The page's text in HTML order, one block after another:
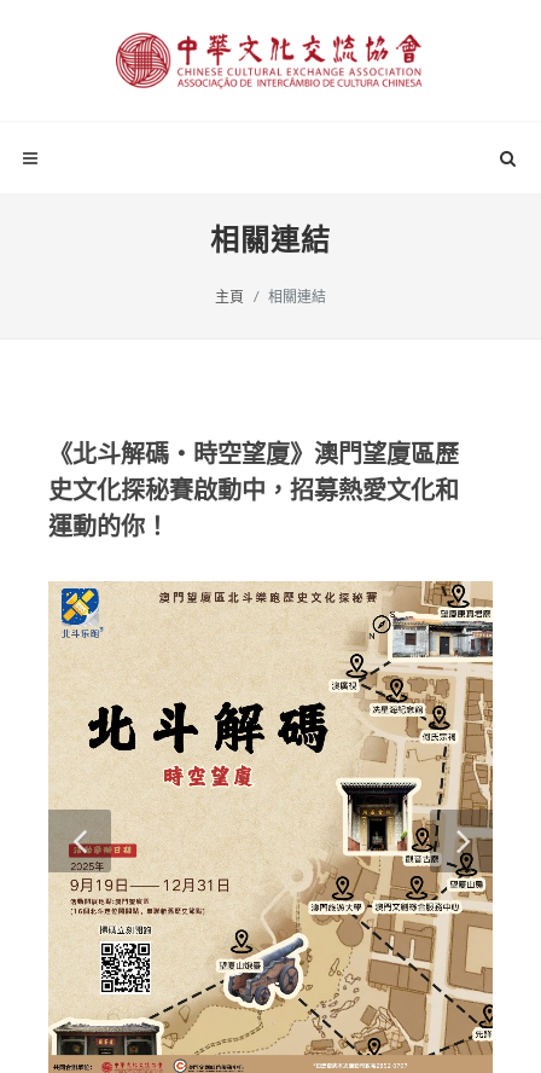
相關連結
主頁 相關連結
《北斗解碼・時空望廈》澳門望廈區歷
史文化探秘賽啟動中，招募熱愛文化和
運動的你！